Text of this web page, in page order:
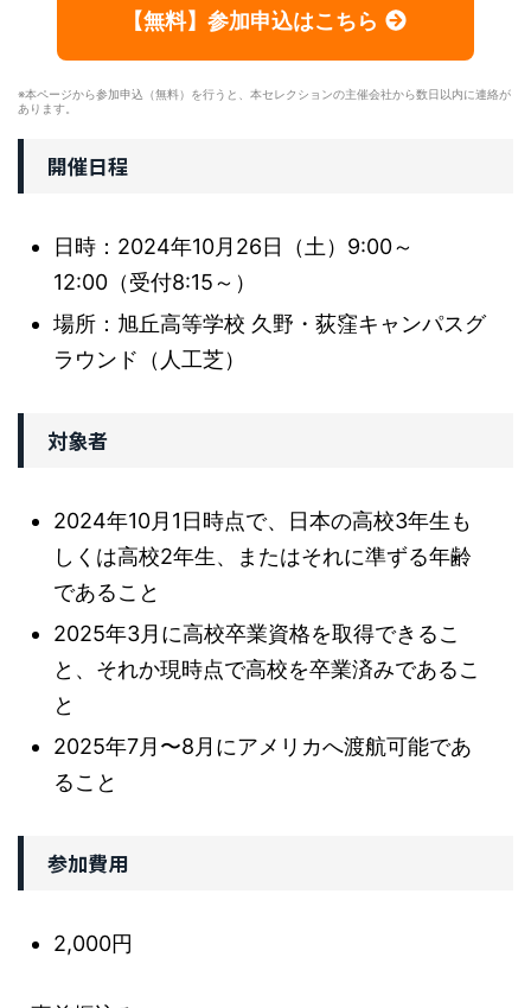
【無料】参加申込はこちら
※本ページから参加申込（無料）を行うと、本セレクションの主催会社から数日以内に連絡が
あります。
開催日程
日時：2024年10月26日（土）9:00～
12:00（受付8:15～）
場所：旭丘高等学校 久野・荻窪キャンパスグ
ラウンド（人工芝）
対象者
2024年10月1日時点で、日本の高校3年生も
しくは高校2年生、またはそれに準ずる年齢
であること
2025年3月に高校卒業資格を取得できるこ
と、それか現時点で高校を卒業済みであるこ
と
2025年7月〜8月にアメリカへ渡航可能であ
ること
参加費用
2,000円